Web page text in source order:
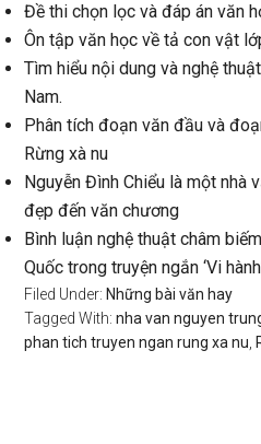
Đề thi chọn lọc và đáp án văn
Ôn tập văn học về tả con vật
Tìm hiểu nội dung và nghệ
Nam.
Phân tích đoạn văn đầu và
Rừng xà nu
Nguyễn Đình Chiểu là một nhà
đẹp đến văn chương
Bình luận nghệ thuật châm
Quốc trong truyện ngắn ‘Vi
Filed Under: Những bài văn hay
Tagged With:nha van nguyen
phan tich truyen ngan rung xa nu